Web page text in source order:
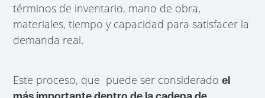
términos de inventario, mano de obra,
materiales, tiempo y capacidad para satisfacer la
demanda real.
Este proceso, que puede ser consideradoel